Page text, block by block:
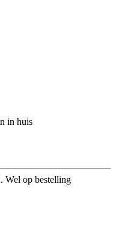
in huis
Wel op bestelling